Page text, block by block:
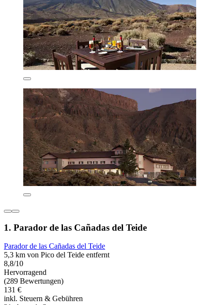
1. Parador de las Cañadas del Teide
Parador de las Cañadas del Teide
5,3 km von Pico del Teide entfernt
8,8/10
Hervorragend
(289 Bewertungen)
131 €
inkl. Steuern & Gebühren